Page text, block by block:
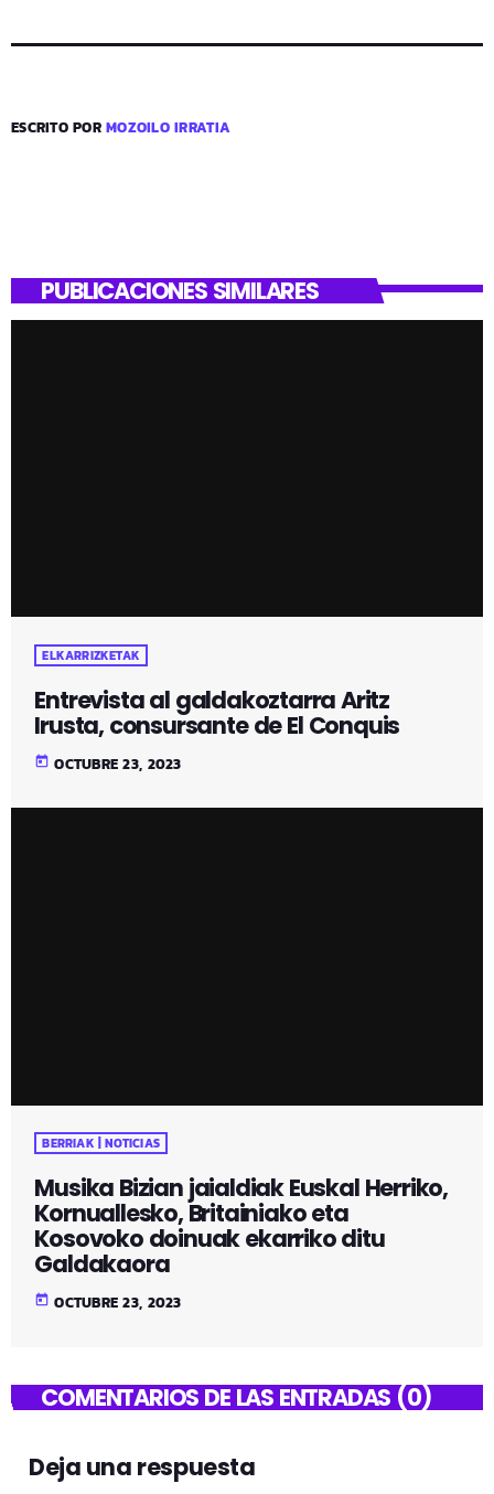
ESCRITO PORMOZOILO IRRATIA
PUBLICACIONES SIMILARES
ELKARRIZKETAK
Entrevista al galdakoztarra Aritz
Irusta, consursante de El Conquis
today OCTUBRE 23, 2023
BERRIAK | NOTICIAS
Musika Bizian jaialdiak Euskal Herriko,
Kornuallesko, Britainiako eta
Kosovoko doinuak ekarriko ditu
Galdakaora
today OCTUBRE 23, 2023
COMENTARIOS DE LAS ENTRADAS (0)
Deja una respuesta